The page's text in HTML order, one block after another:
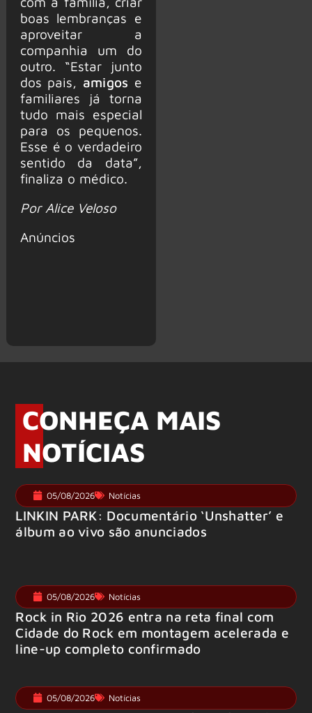
boas lembranças e
aproveitar a
companhia um do
outro. “Estar junto
dos pais, amigos e
familiares já torna
tudo mais especial
para os pequenos.
Esse é o verdadeiro
sentido da data”,
finaliza o médico.
Por Alice Veloso
Anúncios
CONHEÇA MAIS
NOTÍCIAS
05/08/2026 Notícias
LINKIN PARK: Documentário ‘Unshatter’ e
álbum ao vivo são anunciados
05/08/2026 Notícias
Rock in Rio 2026 entra na reta final com
Cidade do Rock em montagem acelerada e
line-up completo confirmado
05/08/2026 Notícias